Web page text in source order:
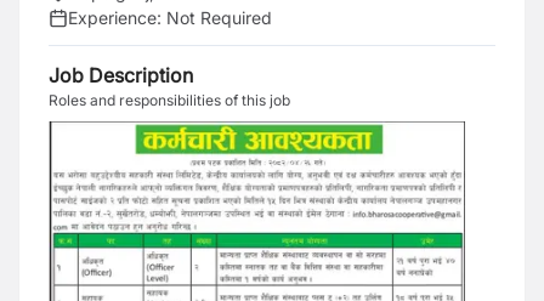
Experience: Not Required
Job Description
Roles and responsibilities of this job